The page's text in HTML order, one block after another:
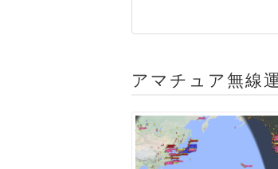
アマチュア無線